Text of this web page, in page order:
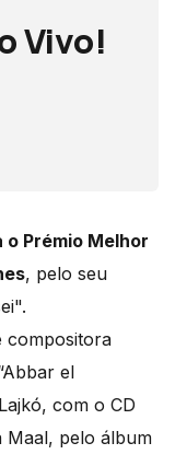
Vivo!
o Prémio Melhor
, pelo seu
compositora
el
com o CD
Maal, pelo álbum